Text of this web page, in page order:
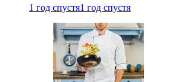
1 год спустя1 год спустя